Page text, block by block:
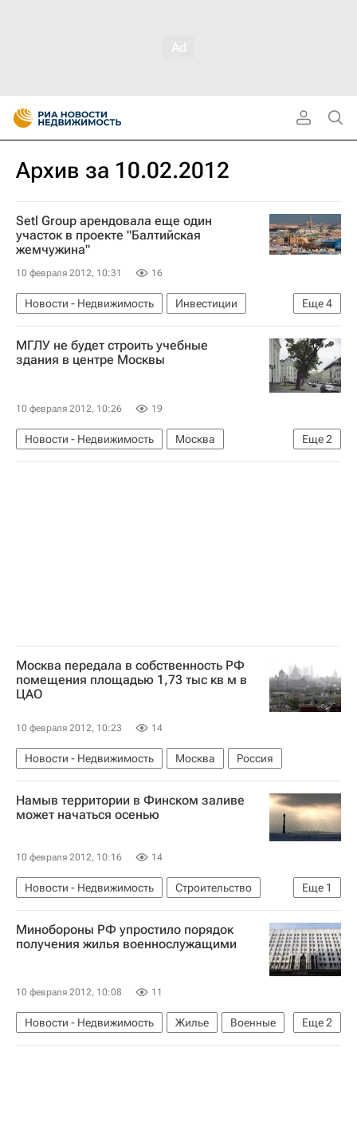
Архив за 10.02.2012
Setl Group арендовала еще один
участок в проекте "Балтийская
жемчужина"
10 февраля 2012, 10:31 16
Еще4
Новости - Недвижимость
Инвестиции
Строительство
Setl Group
Жилье
Россия
МГЛУ не будет строить учебные
здания в центре Москвы
10 февраля 2012, 10:26 19
Еще2
Новости - Недвижимость
Москва
Строительство
Россия
Москва передала в собственность РФ
помещения площадью 1,73 тыс кв м в
ЦАО
10 февраля 2012, 10:23 14
Новости - Недвижимость Москва Россия
Намыв территории в Финском заливе
может начаться осенью
10 февраля 2012, 10:16 14
Еще 1
Новости - Недвижимость
Строительство
Россия
Минобороны РФ упростило порядок
получения жилья военнослужащими
10 февраля 2012, 10:08 11
Еще2
Новости - Недвижимость Жилье
Военные
Обеспечение жильем военнослужащих РФ